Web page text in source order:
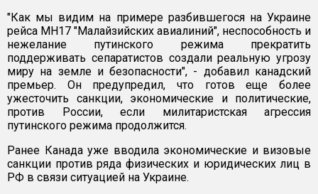
"Как мы видим на примере разбившегося на Украине
рейса MH17 "Малайзийских авиалиний", неспособность и
нежелание путинского режима прекратить
поддерживать сепаратистов создали реальную угрозу
миру на земле и безопасности", - добавил канадский
премьер. Он предупредил, что готов еще более
ужесточить санкции, экономические и политические,
против России, если милитаристская агрессия
путинского режима продолжится.
Ранее Канада уже вводила экономические и визовые
санкции против ряда физических и юридических лиц в
РФ в связи ситуацией на Украине.